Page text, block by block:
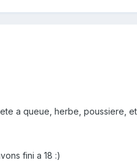
a queue, herbe, poussiere,
fini a 18 :)